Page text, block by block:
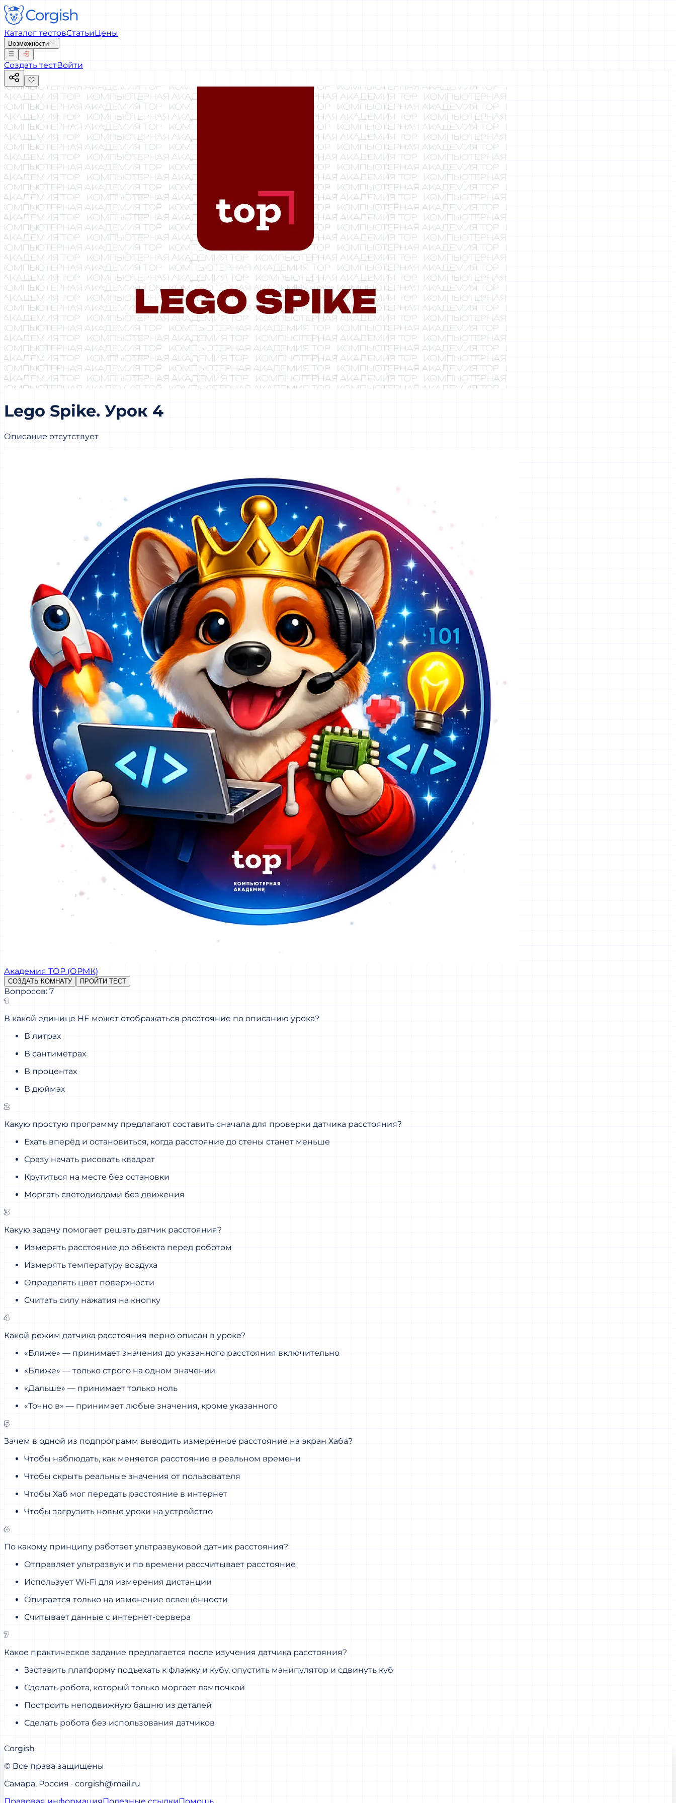
Каталог тестовСтатьиЦены
Возможности
Создать тестВойти
Lego Spike. Урок 4
Описание отсутствует
Академия ТОР (ОРМК)
СОЗДАТЬ КОМНАТУ ПРОЙТИ ТЕСТ
Вопросов: 7
1
В какой единице НЕ может отображаться расстояние по описанию урока?
В литрах
В сантиметрах
В процентах
В дюймах
2
Какую простую программу предлагают составить сначала для проверки датчика расстояния?
Ехать вперёд и остановиться, когда расстояние до стены станет меньше
Сразу начать рисовать квадрат
Крутиться на месте без остановки
Моргать светодиодами без движения
3
Какую задачу помогает решать датчик расстояния?
Измерять расстояние до объекта перед роботом
Измерять температуру воздуха
Определять цвет поверхности
Считать силу нажатия на кнопку
4
Какой режим датчика расстояния верно описан в уроке?
«Ближе» — принимает значения до указанного расстояния включительно
«Ближе» — только строго на одном значении
«Дальше» — принимает только ноль
«Точно в» — принимает любые значения, кроме указанного
5
Зачем в одной из подпрограмм выводить измеренное расстояние на экран Хаба?
Чтобы наблюдать, как меняется расстояние в реальном времени
Чтобы скрыть реальные значения от пользователя
Чтобы Хаб мог передать расстояние в интернет
Чтобы загрузить новые уроки на устройство
6
По какому принципу работает ультразвуковой датчик расстояния?
Отправляет ультразвук и по времени рассчитывает расстояние
Использует Wi‑Fi для измерения дистанции
Опирается только на изменение освещённости
Считывает данные с интернет‑сервера
7
Какое практическое задание предлагается после изучения датчика расстояния?
Заставить платформу подъехать к флажку и кубу, опустить манипулятор и сдвинуть куб
Сделать робота, который только моргает лампочкой
Построить неподвижную башню из деталей
Сделать робота без использования датчиков
Corgish
© Все права защищены
Самара, Россия · corgish@mail.ru
Правовая информацияПолезные ссылкиПомощь